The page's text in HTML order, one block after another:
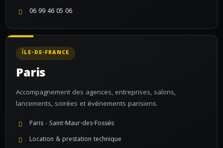
06 99 46 05 06
ÎLE-DE-FRANCE
Paris
Accompagnement des agences, entreprises, salons,
lancements, soirées et événements parisiens.
Paris · Saint-Maur-des-Fossés
Location & prestation technique